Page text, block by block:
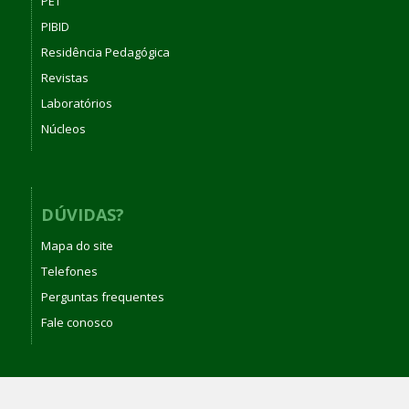
PIBID
Residência Pedagógica
Revistas
Laboratórios
Núcleos
DÚVIDAS?
Mapa do site
Telefones
Perguntas frequentes
Fale conosco